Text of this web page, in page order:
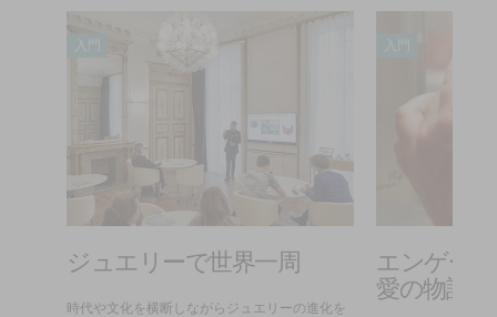
ジュエリーで世界一周
時代や文化を横断しながらジュエリーの進化を
エンゲー
愛の物語